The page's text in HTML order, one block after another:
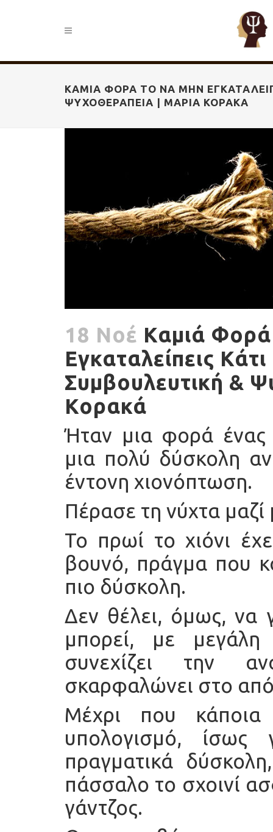
ΚΑΜΙΆ ΦΟΡΆ ΤΟ ΝΑ ΜΗΝ
ΨΥΧΟΘΕΡΑΠΕΊΑ | ΜΑΡΊΑ ΚΟΡΑΚΆ
18 Νοέ Καμιά
Εγκαταλείπεις
Συμβουλευτική &
Κορακά
Ήταν μια φορά ένας
μια πολύ δύσκολη
έντονη χιονόπτωση.
Πέρασε τη νύχτα
Το πρωί το χιόνι
βουνό, πράγμα που
πιο δύσκολη.
Δεν θέλει, όμως, να
μπορεί, με
συνεχίζει την
σκαρφαλώνει στο
Μέχρι που
υπολογισμό, ίσως
πραγματικά
πάσσαλο το σχοινί
γάντζος.